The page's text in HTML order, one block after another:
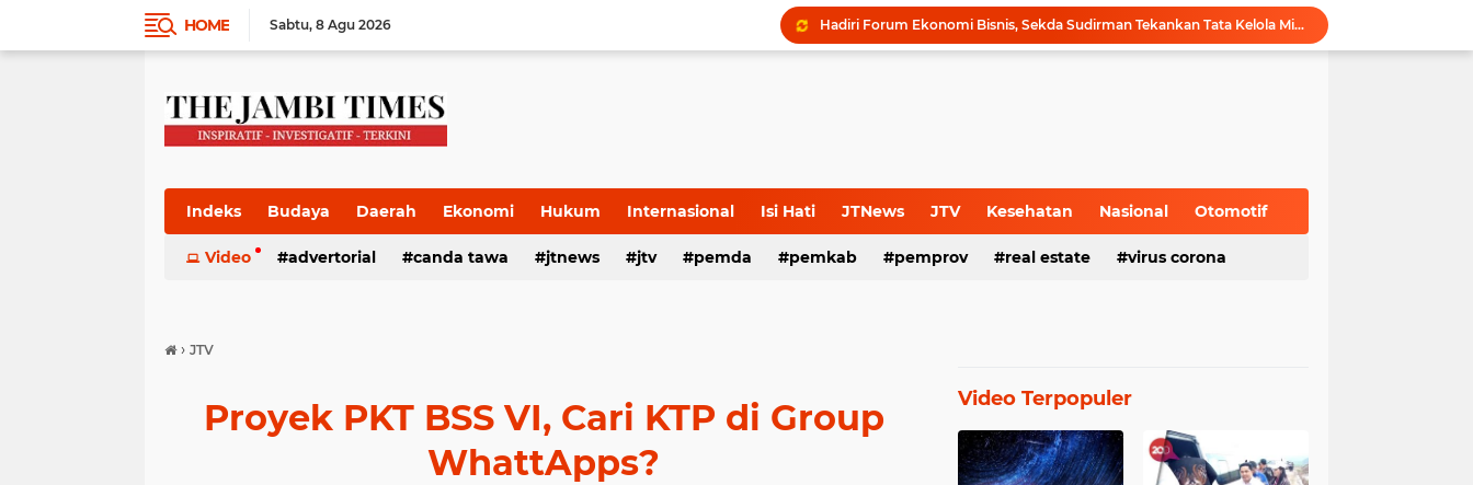
HOME Sabtu 8 Agu 2026
Hadiri Forum Ekonomi Bisnis, Sekda Sudirman Tekankan Tata Kelola Migas dengan Memperhatikan Aspek Lingkungan
Gubernur Al Haris Buka PKKMB Poltekkes Kemenkes Jambi, Tekankan Peran Strategis Tenaga Kesehatan dan Promosi Kesehatan
Gubernur Al Haris Harap Kenduri Sko Jadi Pemersatu dan Dorong Perbaikan Sarana Desa
Indeks Budaya Daerah Ekonomi Hukum Internasional Isi Hati JTNews JTV Kesehatan Nasional Otomotif
Pemkab Pemprov Politik Press Release Sport TNI POLRI TNI-Polri
Video advertorial canda tawa jtnews jtv pemda pemkab pemprov real estate virus corona
› JTV
Proyek PKT BSS VI, Cari KTP di Group
WhattApps?
Video Terpopuler